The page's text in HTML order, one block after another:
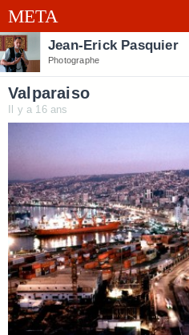
Jean-Erick Pasquier
Photographe
Valparaiso
Il y a 16 ans